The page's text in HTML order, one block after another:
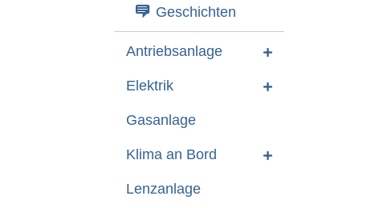
Geschichten
Antriebsanlage
Elektrik
Gasanlage
Klima an Bord
Lenzanlage